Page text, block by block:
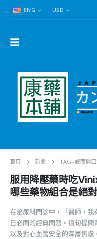
ENG USD
首頁 新聞 TAG -威而鋼
服用降壓藥時吃
哪些藥物組合是絕
在泌尿科門診中，「醫師，
日必問的經典問題。這句提問
以及對心血管安全的深層焦